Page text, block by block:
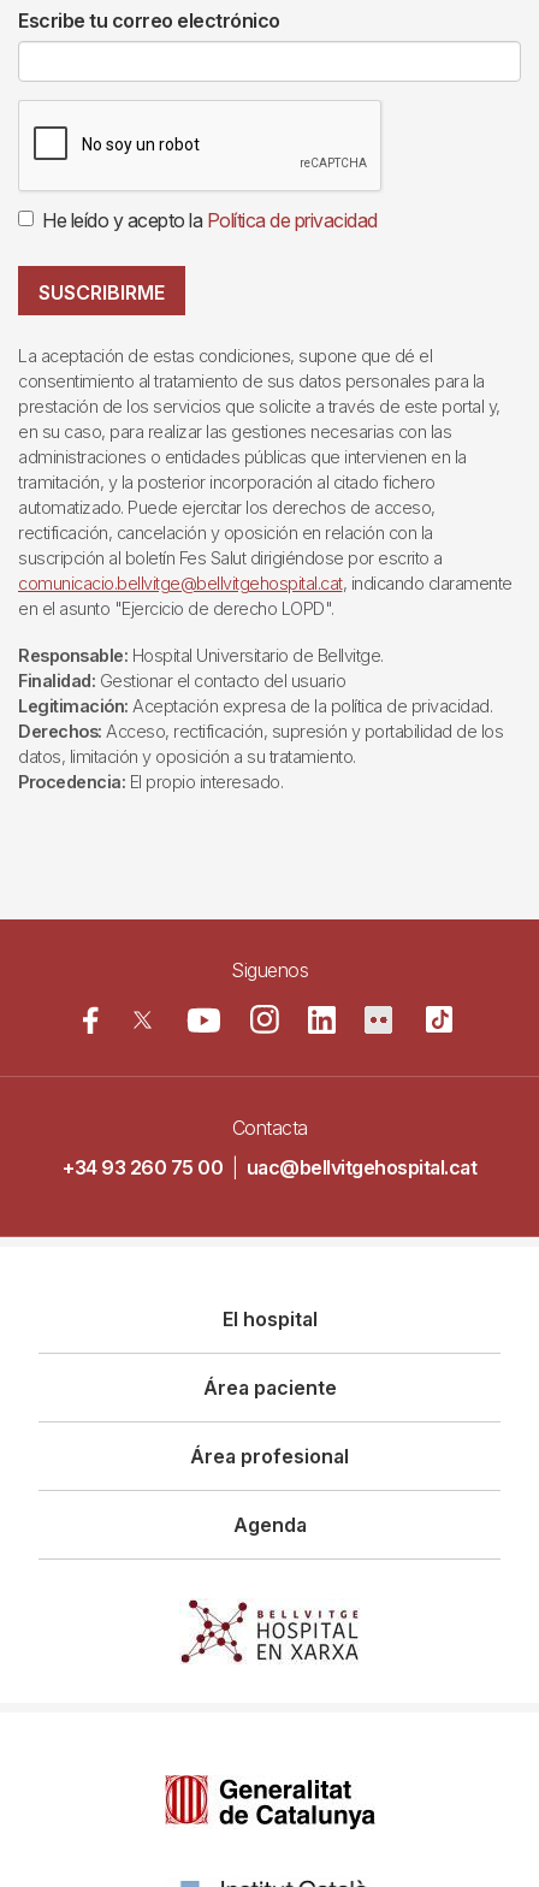
Escribe tu correo electrónico
He leído y acepto la Política de privacidad
SUSCRIBIRME
La aceptación de estas condiciones, supone que dé el
consentimiento al tratamiento de sus datos personales para la
prestación de los servicios que solicite a través de este portal y,
en su caso, para realizar las gestiones necesarias con las
administraciones o entidades públicas que intervienen en la
tramitación, y la posterior incorporación al citado fichero
automatizado. Puede ejercitar los derechos de acceso,
rectificación, cancelación y oposición en relación con la
suscripción al boletín Fes Salut dirigiéndose por escrito a
comunicacio.bellvitge@bellvitgehospital.cat, indicando claramente
en el asunto "Ejercicio de derecho LOPD".
Responsable: Hospital Universitario de Bellvitge.
Finalidad: Gestionar el contacto del usuario
Legitimación: Aceptación expresa de la política de privacidad.
Derechos: Acceso, rectificación, supresión y portabilidad de los
datos, limitación y oposición a su tratamiento.
Procedencia: El propio interesado.
Siguenos
Contacta
+34 93 260 75 00
uac@bellvitgehospital.cat
principal
El hospital
Área paciente
Área profesional
Agenda